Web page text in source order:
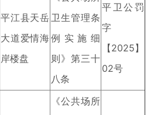
平江县天岳
大道爱情海
岸楼盘
卫生管理条
例实施细
则》第三十
八条
平卫公罚
字
【2025】
02号
《公共场所